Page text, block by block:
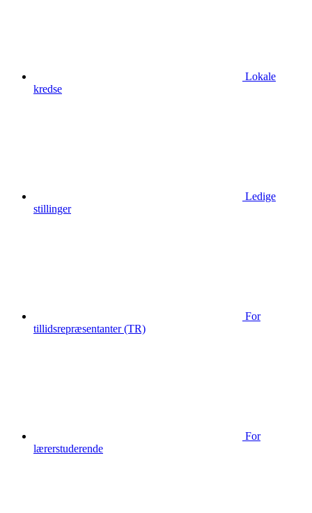
Lokale
kredse
Ledige
stillinger
For
tillidsrepræsentanter (TR)
For
lærerstuderende